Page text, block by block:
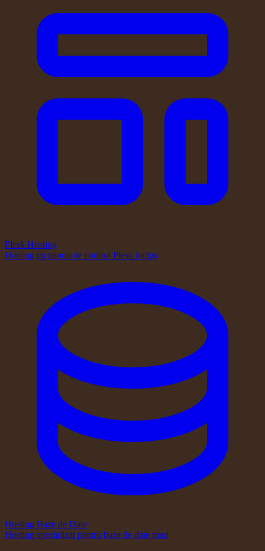
Plesk Hosting
Hosting cu panou de control Plesk inclus
Hosting Baze de Date
Hosting specializat pentru baze de date mari